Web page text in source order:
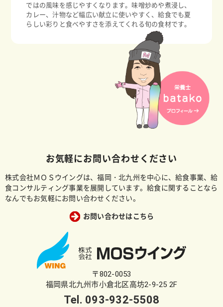
ではの風味を感じやすくなります。味噌炒めや煮浸し、
カレー、汁物など幅広い献立に使いやすく、給食でも夏
らしい彩りと食べやすさを添えてくれる旬の食材です。
お気軽にお問い合わせください
株式会社ＭＯＳウイングは、福岡・北九州を中心に、給食事業、給
食コンサルティング事業を展開しています。給食に関することなら
なんでもお気軽にお問い合わせください。
お問い合わせはこちら
〒802-0053
福岡県北九州市小倉北区高坊2-9-25 2F
Tel. 093-932-5508